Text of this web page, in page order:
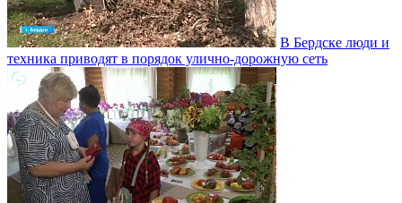
В Бердске люди и
техника приводят в порядок улично‑дорожную сеть